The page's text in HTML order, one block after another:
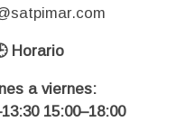
Horario
a viernes:
15:00–18:00